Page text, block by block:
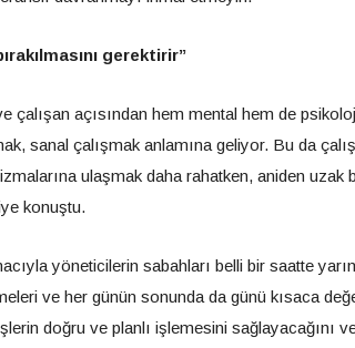
gerektirir”
çalışan açısından hem mental hem de
sanal çalışmak anlamına geliyor. Bu da
ulaşmak daha rahatken, aniden uzak
konuştu.
yöneticilerin sabahları belli bir saatte
ve her günün sonunda da günü kısaca
doğru ve planlı işlemesini sağlayacağını